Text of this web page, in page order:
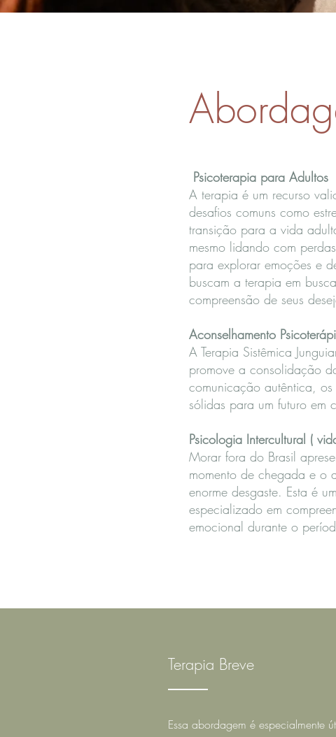
Psicoterapia para Adultos
A terapia é um recurso
desafios comuns como
transição para a vida
mesmo lidando com
para explorar emoções e
buscam a terapia em
compreensão de seus
Aconselhamento
A Terapia Sistêmica
promove a consolidação
comunicação autêntica, os
sólidas para um futuro em
Psicologia Intercultural (
Morar fora do Brasil
momento de chegada e o
enorme desgaste. Esta é
especializado em
emocional durante o
Terapia Breve
Essa abordagem é especialmente